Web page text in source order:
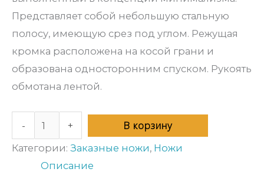
Представляет собой небольшую стальную
полосу, имеющую срез под углом. Режущая
кромка расположена на косой грани и
образована односторонним спуском. Рукоять
обмотана лентой.
- + В корзину
Категории: Заказные ножи, Ножи
Описание